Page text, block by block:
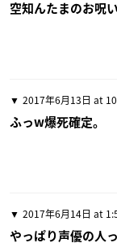
空知んたまのお呪
2017年6月13日 at
ふっw爆死確定。
2017年6月14日 at
やっぱり声優の人